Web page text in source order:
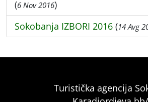
(6 Nov 2016)
Sokobanja IZBORI 2016 (14 Avg
Turistička agencija